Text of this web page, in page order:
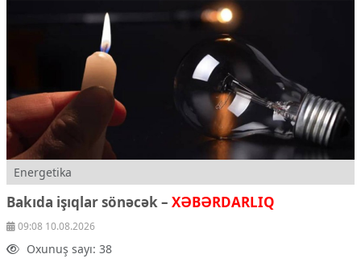
Energetika
Bakıda işıqlar sönəcək – XƏBƏRDARLIQ
09:08 10.08.2026
Oxunuş sayı: 38